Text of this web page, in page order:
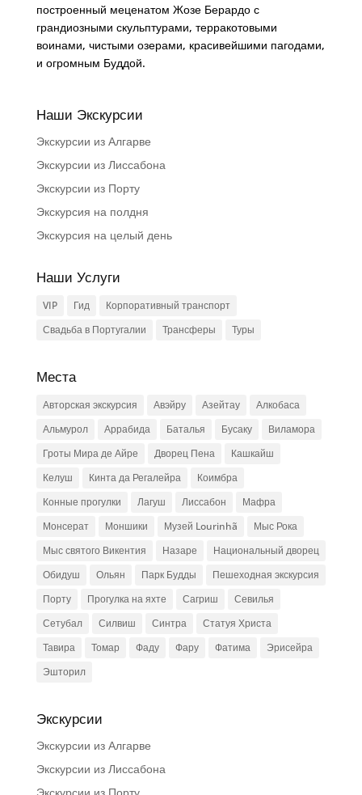
построенный меценатом Жозе Берардо с
грандиозными скульптурами, терракотовыми
воинами, чистыми озерами, красивейшими пагодами,
и огромным Буддой.
Наши Экскурсии
Экскурсии из Алгарве
Экскурсии из Лиссабона
Экскурсии из Порту
Экскурсия на полдня
Экскурсия на целый день
Наши Услуги
VIP Гид
Корпоративный транспорт
Свадьба в Португалии
Трансферы Туры
Места
Авторская экскурсия Авэйру Азейтау
Алкобаса
Альмурол
Аррабида Баталья Бусаку
Виламора
Гроты Мира де Айре
Дворец Пена
Кашкайш
Келуш
Кинта да Регалейра
Коимбра
Конные прогулки
Лагуш Лиссабон
Мафра
Монсерат
Моншики Музей Lourinhã
Мыс Рока
Мыс святого Викентия
Назаре
Национальный дворец
Обидуш
Ольян Парк Будды
Пешеходная экскурсия
Порту
Прогулка на яхте Сагриш
Севилья
Сетубал
Силвиш Синтра
Статуя Христа
Тавира
Томар Фаду Фару Фатима
Эрисейра
Эшторил
Экскурсии
Экскурсии из Алгарве
Экскурсии из Лиссабона